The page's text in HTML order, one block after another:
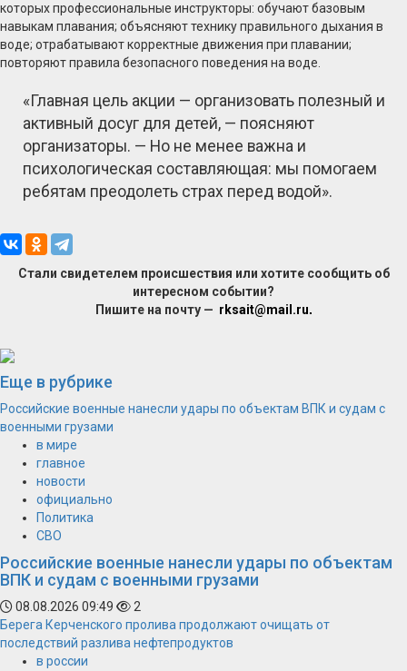
которых профессиональные инструкторы: обучают базовым
навыкам плавания; объясняют технику правильного дыхания в
воде; отрабатывают корректные движения при плавании;
повторяют правила безопасного поведения на воде.
«Главная цель акции — организовать полезный и
активный досуг для детей, — поясняют
организаторы. — Но не менее важна и
психологическая составляющая: мы помогаем
ребятам преодолеть страх перед водой».
Стали свидетелем происшествия или хотите сообщить об
интересном событии?
Пишите на почту — rksait@mail.ru.
Еще в рубрике
Российские военные нанесли удары по объектам ВПК и судам с
военными грузами
в мире
главное
новости
официально
Политика
СВО
Российские военные нанесли удары по объектам
ВПК и судам с военными грузами
08.08.2026 09:49
2
Берега Керченского пролива продолжают очищать от
последствий разлива нефтепродуктов
в россии